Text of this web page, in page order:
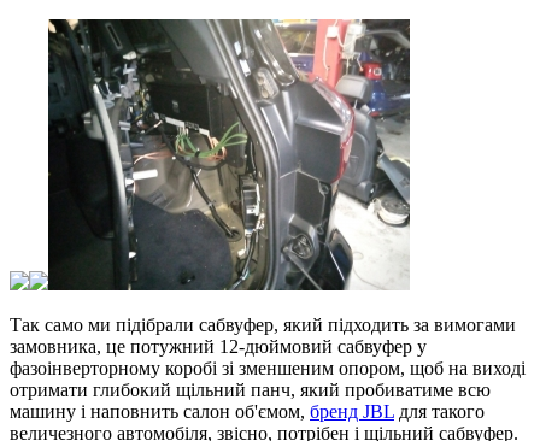
Так само ми підібрали сабвуфер, який підходить за вимогами
замовника, це потужний 12-дюймовий сабвуфер у
фазоінверторному коробі зі зменшеним опором, щоб на виході
отримати глибокий щільний панч, який пробиватиме всю
машину і наповнить салон об'ємом, бренд JBL для такого
величезного автомобіля, звісно, потрібен і щільний сабвуфер.